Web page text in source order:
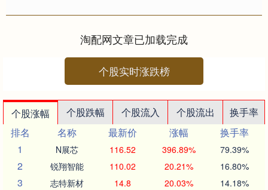
不断提高。绿色技术创新....
淘配网文章已加载完成
个股实时涨跌榜
个股涨幅 个股跌幅 个股流入 个股流出
换手率
排名
名称 最新价 涨幅
换手率
1
N展芯 116.52 396.89% 79.39%
2 锐翔智能 110.02 20.21% 16.80%
3 志特新材 14.8 20.03% 14.18%